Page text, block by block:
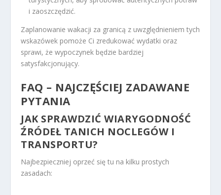
i zaoszczędzić.
Zaplanowanie wakacji za granicą z uwzględnieniem tych
wskazówek pomoże Ci zredukować wydatki oraz
sprawi, że wypoczynek będzie bardziej
satysfakcjonujący.
FAQ – NAJCZĘŚCIEJ ZADAWANE
PYTANIA
JAK SPRAWDZIĆ WIARYGODNOŚĆ
ŹRÓDEŁ TANICH NOCLEGÓW I
TRANSPORTU?
Najbezpieczniej oprzeć się tu na kilku prostych
zasadach: